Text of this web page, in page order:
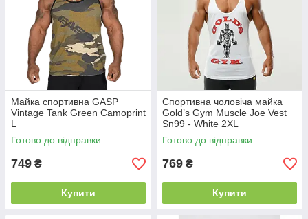
Майка спортивна GASP
Vintage Tank Green Camoprint
L
Готово до відправки
749 ₴
Купити
Спортивна чоловіча майка
Gold’s Gym Muscle Joe Vest
Sn99 - White 2XL
Готово до відправки
769 ₴
Купити